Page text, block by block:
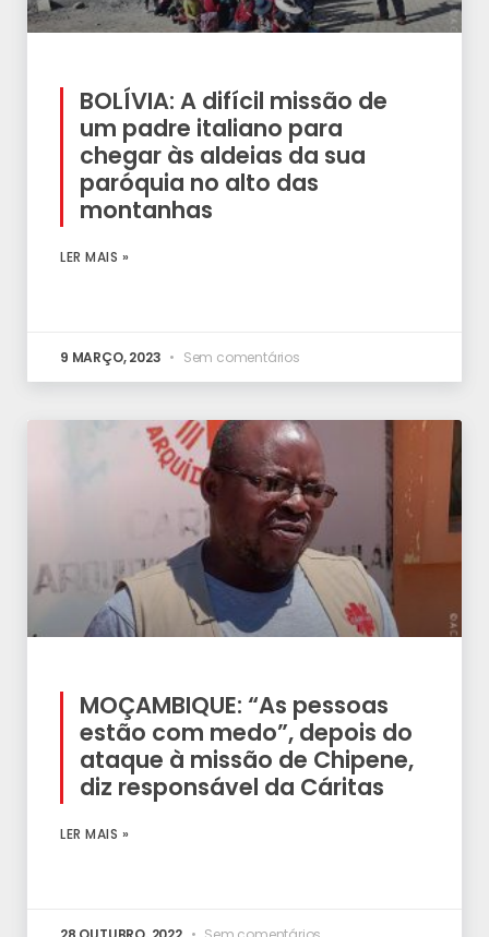
BOLÍVIA: A difícil missão de
um padre italiano para
chegar às aldeias da sua
paróquia no alto das
montanhas
LER MAIS »
9 MARÇO, 2023 Sem comentários
MOÇAMBIQUE: “As pessoas
estão com medo”, depois do
ataque à missão de Chipene,
diz responsável da Cáritas
LER MAIS »